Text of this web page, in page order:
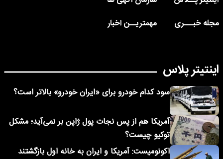
مجله خبـــری
مهمتریــن اخبار
اینتیتر پلاس
سود کدام خودرو برای «ایران خودرو» بالاتر است؟
آمریکا هم از پس نجات پول ژاپن بر نمی‌آید؛ مشکل
توکیو چیست؟
اکونومیست: آمریکا و ایران به خانه اول بازگشتند